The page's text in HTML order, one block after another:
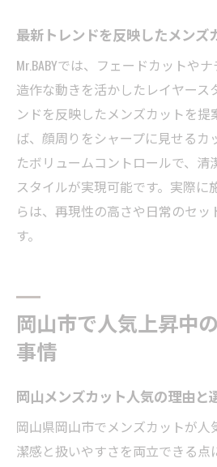
最新トレンドを反映したメンズ
Mr.BABYでは、フェードカットや
造作な動きを活かしたレイヤース
ンドを反映したメンズカットを提
ば、顔周りをシャープに見せるカ
たボリュームコントロールで、清
スタイルが実現可能です。実際に
らは、再現性の高さや日常のセ
す。
岡山市で人気上昇中
事情
岡山メンズカット人気の理由と
岡山県岡山市でメンズカットが
潔感と扱いやすさを両立できる点